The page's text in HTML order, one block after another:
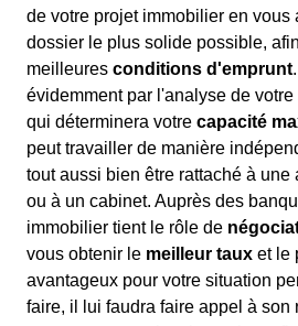
de votre projet immobilier en vous
dossier le plus solide possible,
meilleures conditions d'emprunt
évidemment par l'analyse de
qui déterminera votre capacité
peut travailler de manière
tout aussi bien être rattaché à
ou à un cabinet. Auprès des
immobilier tient le rôle de
vous obtenir le meilleur taux et le
avantageux pour votre situation
faire, il lui faudra faire appel à son